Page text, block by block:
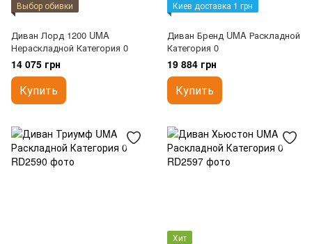
Выбор обивки
Диван Лорд 1200 UMA
Нераскладной Категория 0
14 075 грн
Купить
Киев доставка 1 грн
Диван Бренд UMA Раскладной
Категория 0
19 884 грн
Купить
Хит